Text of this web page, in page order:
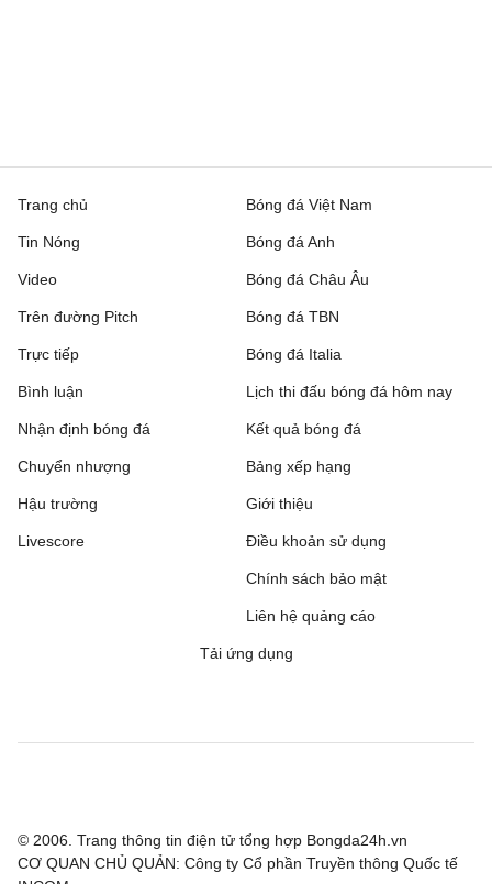
Rakow Czestochowa 0 - 0 Hammarby IF
FC Twente 6 - 0
DAC 1904 Dunajska
Ajax 3 - 1 Shelbourne
Borac Banja Luka Maxline Vitebsk
0 - 2 FC Nordsjaelland
1 - 0 Dinamo Minsk
Tre Fiori 1 - 4 Drita
Trang chủ
Tin Nóng
Video
Trên đường Pitch
Trực tiếp
Bóng đá Việt Nam
Bóng đá Anh
Bóng đá Châu Âu
Bóng đá TBN
Bóng đá Italia
Bình luận
Nhận định bóng đá
Chuyển nhượng
Hậu trường
Livescore
Lịch thi đấu bóng đá hôm nay
Kết quả bóng đá
Bảng xếp hạng
Giới thiệu
Điều khoản sử dụng
Chính sách bảo mật
Liên hệ quảng cáo
Tải ứng dụng
© 2006. Trang thông tin điện tử tổng hợp Bongda24h.vn
CƠ QUAN CHỦ QUẢN: Công ty Cổ phần Truyền thông Quốc tế